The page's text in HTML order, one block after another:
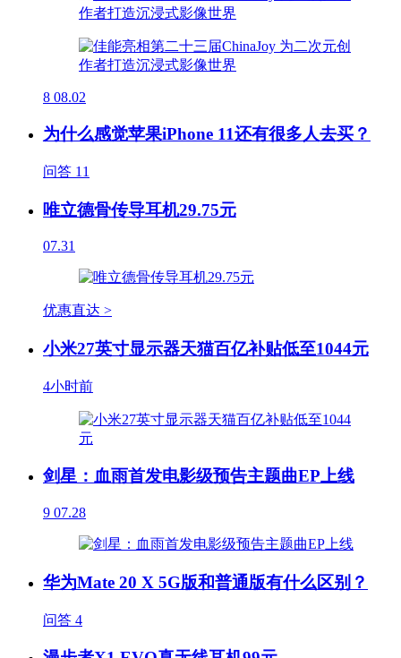
8 08.02
为什么感觉苹果iPhone 11还有很多人去买？
问答 11
唯立德骨传导耳机29.75元
07.31
优惠直达 >
小米27英寸显示器天猫百亿补贴低至1044元
4小时前
剑星：血雨首发电影级预告主题曲EP上线
9 07.28
华为Mate 20 X 5G版和普通版有什么区别？
问答 4